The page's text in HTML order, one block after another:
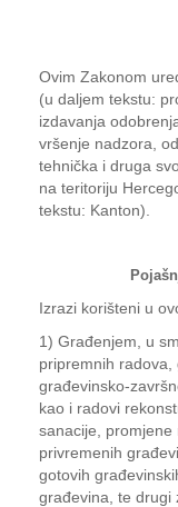
Ovim Zakonom
(u daljem tekstu:
izdavanja
vršenje nadzora,
tehnička i druga
na teritoriju
tekstu: Kanton).
Izrazi korišteni u
1) Građenjem, u
pripremnih
građevinsko-
kao i radovi
sanacije, promjene
privremenih
gotovih
građevina, te drugi